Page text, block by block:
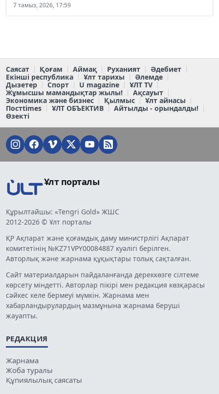
7 тамыз, 2026, 17:59
Саясат Қоғам Аймақ Руханият
Әдебиет
Екінші республика
Ұлт тарихы
Әлемде
Дызетер
Спорт U magazine
ҰЛТ TV
Жұмысшы мамандықтар жылы!
Ақсауыт
Экономика және бизнес
Қылмыс
Ұлт айнасы
Постtimes
ҰЛТ ОБЪЕКТИВ
Айтылды - орындалды!
Өзекті
Ұлт порталы
Құрылтайшы: «Tengri Gold» ЖШС
2012-2026 © Ұлт порталы
ҚР Ақпарат және қоғамдық даму министрлігі Ақпарат
комитетінің №KZ71VPY00084887 куәлігі берілген.
Авторлық және жарнама құқықтары толық сақталған.
Сайт материалдарын пайдаланғанда дереккөзге сілтеме
көрсету міндетті. Авторлар пікірі мен редакция көзқарасы
сәйкес келе бермеуі мүмкін. Жарнама мен
хабарландырулардың мазмұнына жарнама беруші
жауапты.
РЕДАКЦИЯ
Жарнама
Жоба туралы
Құпиялылық саясаты